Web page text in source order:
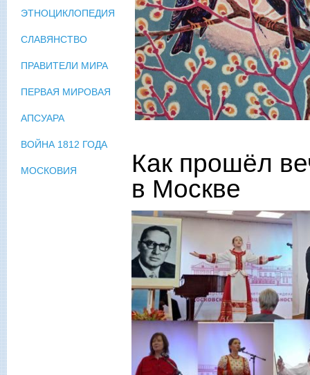
Как прошёл
в Москве
ЭТНОЦИКЛОПЕДИЯ
СЛАВЯНСТВО
ПРАВИТЕЛИ МИРА
ПЕРВАЯ МИРОВАЯ
АПСУАРА
ВОЙНА 1812 ГОДА
МОСКОВИЯ